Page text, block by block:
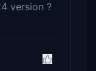
version ?